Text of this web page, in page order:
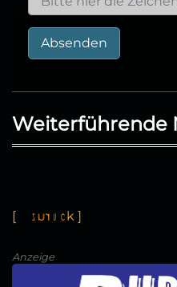
Absenden
Weiterführende
[ z ur ü c k ]
Anzeige